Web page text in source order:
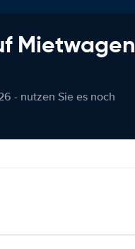
Mietwagen
- nutzen Sie es noch